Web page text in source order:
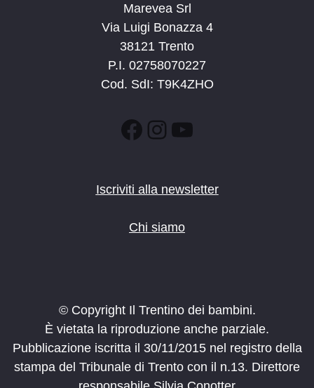
Marevea Srl
Via Luigi Bonazza 4
38121 Trento
P.I. 02758070227
Cod. SdI: T9K4ZHO
Facebook
Instagram
YouTube
Iscriviti alla newsletter
Chi siamo
© Copyright Il Trentino dei bambini.
È vietata la riproduzione anche parziale.
Pubblicazione iscritta il 30/11/2015 nel registro della
stampa del Tribunale di Trento con il n.13. Direttore